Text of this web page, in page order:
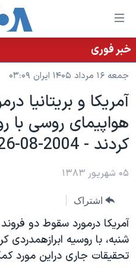
لینکهای
قابل
دسترسی
جهش
محتوای
اصلی
جهش
صفحه
جهش
به
جستجو
خانه
نسخه سبک وب‌سایت
موضوع ها
ایران
آمریکا
جهان
ویژه برنامه‌ها
ویدیوها
برنامه های تلویزیونی
جدول برنامه ها
صفحه‌های ویژه
۲۵۰سالگی آمریکا
بایگانی برنامه‌های تلویزیونی
فرکانس‌های صدای آمریکا
یادگیری زبان انگلیسی
خبر فوری
جمعه ۱۶ مرداد ۱۴۰۵ ایران ۰۳:۰۹
آمريکا و بريتانيا
هواپيمای روسی با
کردند - 2004-08-26
۰۵ شهریور ۱۳۸۳
اشتراک
آمريکا درمورد سقوط دو
شنبه، با روسيه ابرازهمدردی
تحقيقات جاری دراين مورد